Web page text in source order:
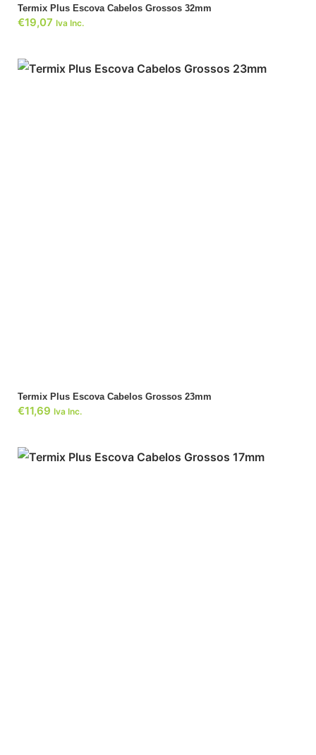
Termix Plus Escova Cabelos Grossos 32mm
€19,07 Iva Inc.
Termix Plus Escova Cabelos Grossos 23mm
€11,69 Iva Inc.